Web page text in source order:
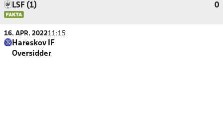
LSF (1)
0
16. APR. 202211:15
Hareskov IF
Oversidder